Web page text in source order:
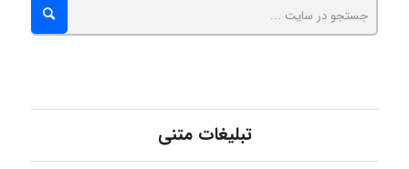
تبلیغات متنی